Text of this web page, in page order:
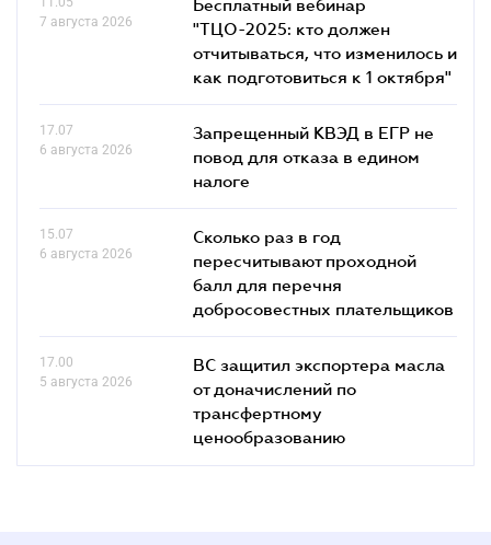
7 августа 2026
Бесплатный вебинар
"ТЦО-2025: кто должен
отчитываться, что изменилось и
как подготовиться к 1 октября"
17.07
6 августа 2026
Запрещенный КВЭД в ЕГР не
повод для отказа в едином
налоге
15.07
6 августа 2026
Сколько раз в год
пересчитывают проходной
балл для перечня
добросовестных плательщиков
17.00
5 августа 2026
ВС защитил экспортера масла
от доначислений по
трансфертному
ценообразованию